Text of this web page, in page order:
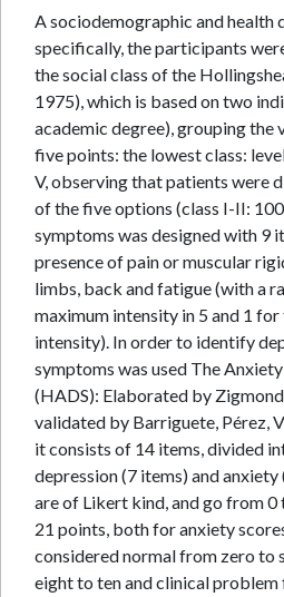
A sociodemographic and health
specifically, the participants
the social class of the
1975), which is based on two
academic degree), grouping the
five points: the lowest class:
V, observing that patients were
of the five options (class I-II:
symptoms was designed with 9
presence of pain or muscular
limbs, back and fatigue (with a
maximum intensity in 5 and 1
intensity). In order to identify
symptoms was used The
(HADS): Elaborated by
validated by Barriguete, Pérez,
it consists of 14 items, divided
depression (7 items) and anxiety
are of Likert kind, and go from
21 points, both for anxiety
considered normal from zero to
eight to ten and clinical problem